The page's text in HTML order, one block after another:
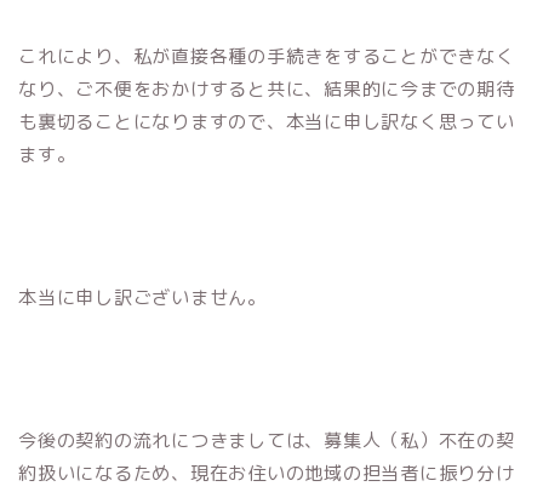
これにより、私が直接各種の手続きをすることができなく
なり、ご不便をおかけすると共に、結果的に今までの期待
も裏切ることになりますので、本当に申し訳なく思ってい
ます。
本当に申し訳ございません。
今後の契約の流れにつきましては、募集人（私）不在の契
約扱いになるため、現在お住いの地域の担当者に振り分け